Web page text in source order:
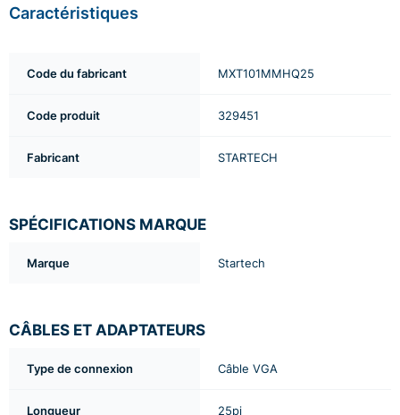
Caractéristiques
Code du fabricant MXT101MMHQ25
Code produit 329451
Fabricant STARTECH
SPÉCIFICATIONS MARQUE
Marque Startech
CÂBLES ET ADAPTATEURS
Type de connexion Câble VGA
Longueur 25pi